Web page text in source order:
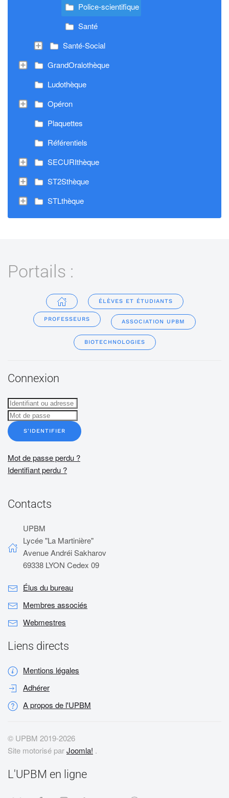
Police-scientifique
Santé
Santé-Social
GrandOralothèque
Ludothèque
Opéron
Plaquettes
Référentiels
SECURIthèque
ST2Sthèque
STLthèque
Portails :
ÉLÈVES ET ÉTUDIANTS
PROFESSEURS ASSOCIATION UPBM
BIOTECHNOLOGIES
Connexion
S'IDENTIFIER
Mot de passe perdu ?
Identifiant perdu ?
Contacts
UPBM
Lycée "La Martinière"
Avenue Andréi Sakharov
69338 LYON Cedex 09
Élus du bureau
Membres associés
Webmestres
Liens directs
Mentions légales
Adhérer
A propos de l'UPBM
© UPBM 2019-2026
Site motorisé parJoomla! .
L'UPBM en ligne